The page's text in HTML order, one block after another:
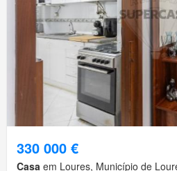
330 000 €
Casa em Loures, Município de